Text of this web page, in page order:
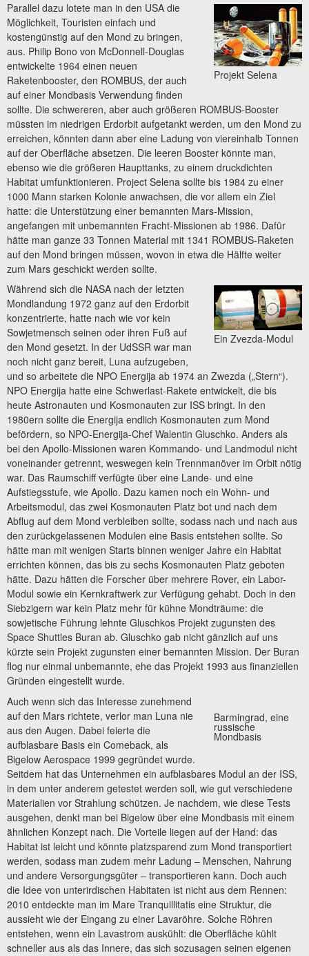
Projekt Selena
Parallel dazu lotete man in den USA die
Möglichkeit, Touristen einfach und
kostengünstig auf den Mond zu bringen,
aus. Philip Bono von McDonnell-Douglas
entwickelte 1964 einen neuen
Raketenbooster, den ROMBUS, der auch
auf einer Mondbasis Verwendung finden
sollte. Die schwereren, aber auch größeren ROMBUS-Booster
müssten im niedrigen Erdorbit aufgetankt werden, um den Mond zu
erreichen, könnten dann aber eine Ladung von viereinhalb Tonnen
auf der Oberfläche absetzen. Die leeren Booster könnte man,
ebenso wie die größeren Haupttanks, zu einem druckdichten
Habitat umfunktionieren. Project Selena sollte bis 1984 zu einer
1000 Mann starken Kolonie anwachsen, die vor allem ein Ziel
hatte: die Unterstützung einer bemannten Mars-Mission,
angefangen mit unbemannten Fracht-Missionen ab 1986. Dafür
hätte man ganze 33 Tonnen Material mit 1341 ROMBUS-Raketen
auf den Mond bringen müssen, wovon in etwa die Hälfte weiter
zum Mars geschickt werden sollte.
Ein Zvezda-Modul
Während sich die NASA nach der letzten
Mondlandung 1972 ganz auf den Erdorbit
konzentrierte, hatte nach wie vor kein
Sowjetmensch seinen oder ihren Fuß auf
den Mond gesetzt. In der UdSSR war man
noch nicht ganz bereit, Luna aufzugeben,
und so arbeitete die NPO Energija ab 1974 an Zwezda („Stern“).
NPO Energija hatte eine Schwerlast-Rakete entwickelt, die bis
heute Astronauten und Kosmonauten zur ISS bringt. In den
1980ern sollte die Energija endlich Kosmonauten zum Mond
befördern, so NPO-Energija-Chef Walentin Gluschko. Anders als
bei den Apollo-Missionen waren Kommando- und Landmodul nicht
voneinander getrennt, weswegen kein Trennmanöver im Orbit nötig
war. Das Raumschiff verfügte über eine Lande- und eine
Aufstiegsstufe, wie Apollo. Dazu kamen noch ein Wohn- und
Arbeitsmodul, das zwei Kosmonauten Platz bot und nach dem
Abflug auf dem Mond verbleiben sollte, sodass nach und nach aus
den zurückgelassenen Modulen eine Basis entstehen sollte. So
hätte man mit wenigen Starts binnen weniger Jahre ein Habitat
errichten können, das bis zu sechs Kosmonauten Platz geboten
hätte. Dazu hätten die Forscher über mehrere Rover, ein Labor-
Modul sowie ein Kernkraftwerk zur Verfügung gehabt. Doch in den
Siebzigern war kein Platz mehr für kühne Mondträume: die
sowjetische Führung lehnte Gluschkos Projekt zugunsten des
Space Shuttles Buran ab. Gluschko gab nicht gänzlich auf uns
kürzte sein Projekt zugunsten einer bemannten Mission. Der Buran
flog nur einmal unbemannte, ehe das Projekt 1993 aus finanziellen
Gründen eingestellt wurde.
Barmingrad, eine
russische
Mondbasis
Auch wenn sich das Interesse zunehmend
auf den Mars richtete, verlor man Luna nie
aus den Augen. Dabei feierte die
aufblasbare Basis ein Comeback, als
Bigelow Aerospace 1999 gegründet wurde.
Seitdem hat das Unternehmen ein aufblasbares Modul an der ISS,
in dem unter anderem getestet werden soll, wie gut verschiedene
Materialien vor Strahlung schützen. Je nachdem, wie diese Tests
ausgehen, denkt man bei Bigelow über eine Mondbasis mit einem
ähnlichen Konzept nach. Die Vorteile liegen auf der Hand: das
Habitat ist leicht und könnte platzsparend zum Mond transportiert
werden, sodass man zudem mehr Ladung – Menschen, Nahrung
und andere Versorgungsgüter – transportieren kann. Doch auch
die Idee von unterirdischen Habitaten ist nicht aus dem Rennen:
2010 entdeckte man im Mare Tranquillitatis eine Struktur, die
aussieht wie der Eingang zu einer Lavaröhre. Solche Röhren
entstehen, wenn ein Lavastrom auskühlt: die Oberfläche kühlt
schneller aus als das Innere, das sich sozusagen seinen eigenen